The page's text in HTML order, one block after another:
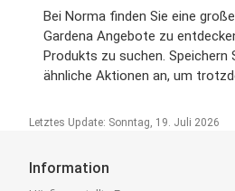
Bei Norma finden Sie eine
Gardena Angebote zu
Produkts zu suchen.
ähnliche Aktionen an, um
Letztes Update: Sonntag, 19. Juli 2026
Information